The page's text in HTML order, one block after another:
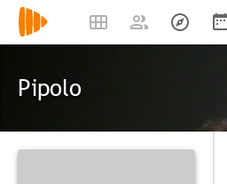
Pipolo